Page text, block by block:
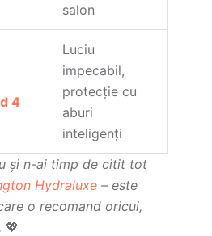
salon
4
Luciu
impecabil,
protecție cu
aburi
inteligenți
și n-ai timp de citit tot
Hydraluxe – este
o recomand oricui,
💖